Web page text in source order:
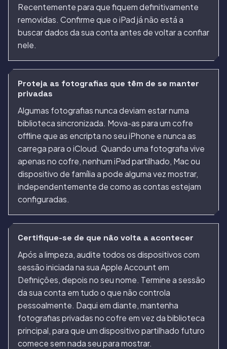
Recentemente para que fiquem definitivamente
removidas. Confirme que o iPad já não está a
buscar dados da sua conta antes de voltar a confiar
nele.
Proteja as fotografias que têm de se manter
privadas
Algumas fotografias nunca deviam estar numa
biblioteca sincronizada. Mova-as para um cofre
offline que as encripta no seu iPhone e nunca as
carrega para o iCloud. Quando uma fotografia vive
apenas no cofre, nenhum iPad partilhado, Mac ou
dispositivo de família a pode alguma vez mostrar,
independentemente de como as contas estejam
configuradas.
Certifique-se de que não volta a acontecer
Após a limpeza, audite todos os dispositivos com
sessão iniciada na sua Apple Account em
Definições, depois no seu nome. Termine a sessão
da sua conta em tudo o que não controla
pessoalmente. Daqui em diante, mantenha
fotografias privadas no cofre em vez da biblioteca
principal, para que um dispositivo partilhado futuro
comece sem nada seu para mostrar.